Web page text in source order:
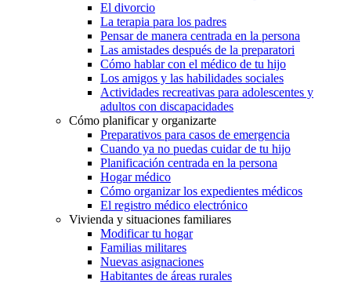
El divorcio
La terapia para los padres
Pensar de manera centrada en la persona
Las amistades después de la preparatori
Cómo hablar con el médico de tu hijo
Los amigos y las habilidades sociales
Actividades recreativas para adolescentes y
adultos con discapacidades
Cómo planificar y organizarte
Preparativos para casos de emergencia
Cuando ya no puedas cuidar de tu hijo
Planificación centrada en la persona
Hogar médico
Cómo organizar los expedientes médicos
El registro médico electrónico
Vivienda y situaciones familiares
Modificar tu hogar
Familias militares
Nuevas asignaciones
Habitantes de áreas rurales